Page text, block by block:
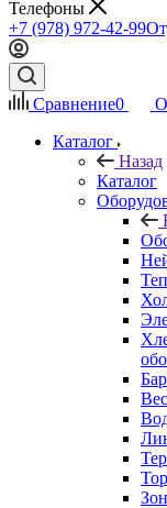
Телефоны
+7 (978) 972-42-99
Сравнение0
Каталог
Назад
Каталог